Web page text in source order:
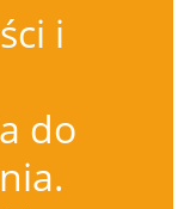
i
do